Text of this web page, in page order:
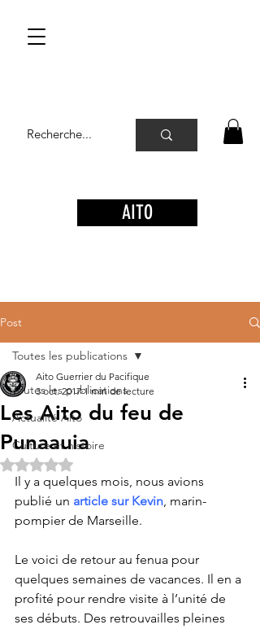
AITO
Post
Toutes les publications
Actualité Aito
Culture et histoire
Toutes les publications
Les Aito du feu de
Punaauia
Aito Guerrier du Pacifique
3 oct. 2017 1 min de lecture
Noté NaN étoiles sur 5.
Il y a quelques mois, nous avions
publié un article sur Kevin, marin-
pompier de Marseille.
Le voici de retour au fenua pour
quelques semaines de vacances. Il en a
profité pour rendre visite à l’unité de
ses débuts. Des retrouvailles pleines